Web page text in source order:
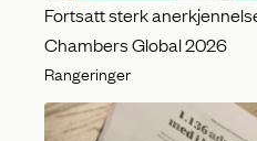
Fortsatt sterk
Chambers Global 2026
Rangeringer